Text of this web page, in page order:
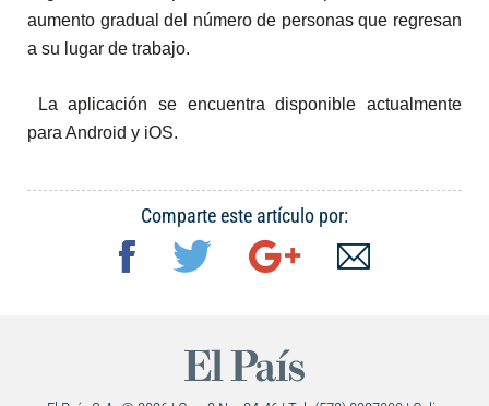
aumento gradual del número de personas que regresan
a su lugar de trabajo.
La aplicación se encuentra disponible actualmente
para Android y iOS.
Comparte este artículo por: